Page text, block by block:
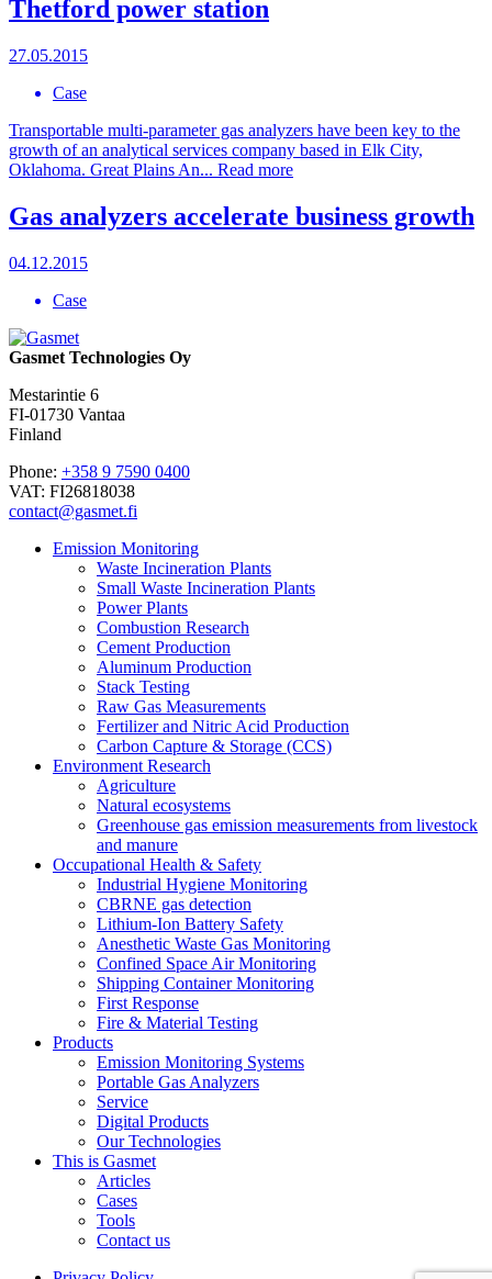
Thetford power station
27.05.2015
Case
Transportable multi-parameter gas analyzers have been key to the
growth of an analytical services company based in Elk City,
Oklahoma. Great Plains An... Read more
Gas analyzers accelerate business growth
04.12.2015
Case
Gasmet Technologies Oy
Mestarintie 6
FI-01730 Vantaa
Finland
Phone: +358 9 7590 0400
VAT: FI26818038
contact@gasmet.fi
Emission Monitoring
Waste Incineration Plants
Small Waste Incineration Plants
Power Plants
Combustion Research
Cement Production
Aluminum Production
Stack Testing
Raw Gas Measurements
Fertilizer and Nitric Acid Production
Carbon Capture & Storage (CCS)
Environment Research
Agriculture
Natural ecosystems
Greenhouse gas emission measurements from livestock
and manure
Occupational Health & Safety
Industrial Hygiene Monitoring
CBRNE gas detection
Lithium-Ion Battery Safety
Anesthetic Waste Gas Monitoring
Confined Space Air Monitoring
Shipping Container Monitoring
First Response
Fire & Material Testing
Products
Emission Monitoring Systems
Portable Gas Analyzers
Service
Digital Products
Our Technologies
This is Gasmet
Articles
Cases
Tools
Contact us